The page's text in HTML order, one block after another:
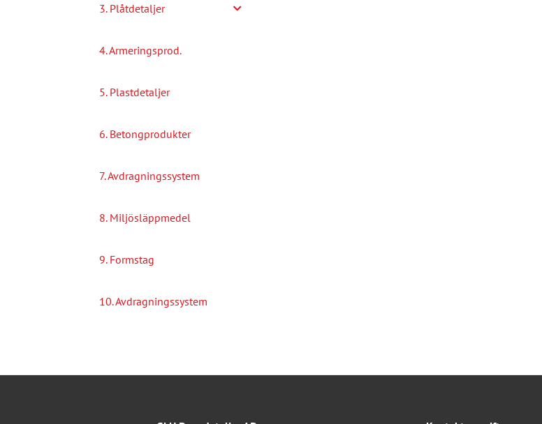
3. Plåtdetaljer
4. Armeringsprod.
5. Plastdetaljer
6. Betongprodukter
7. Avdragningssystem
8. Miljösläppmedel
9. Formstag
10. Avdragningssystem